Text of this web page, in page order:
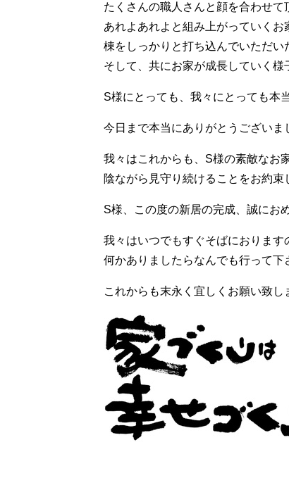
たくさんの職人さんと顔を合わせて
あれよあれよと組み上がっていくお
棟をしっかりと打ち込んでいただい
そして、共にお家が成長していく様
S様にとっても、我々にとっても本
今日まで本当にありがとうございま
我々はこれからも、S様の素敵なお
陰ながら見守り続けることをお約束
S様、この度の新居の完成、誠にお
我々はいつでもすぐそばにおります
何かありましたらなんでも行って下
これからも末永く宜しくお願い致し